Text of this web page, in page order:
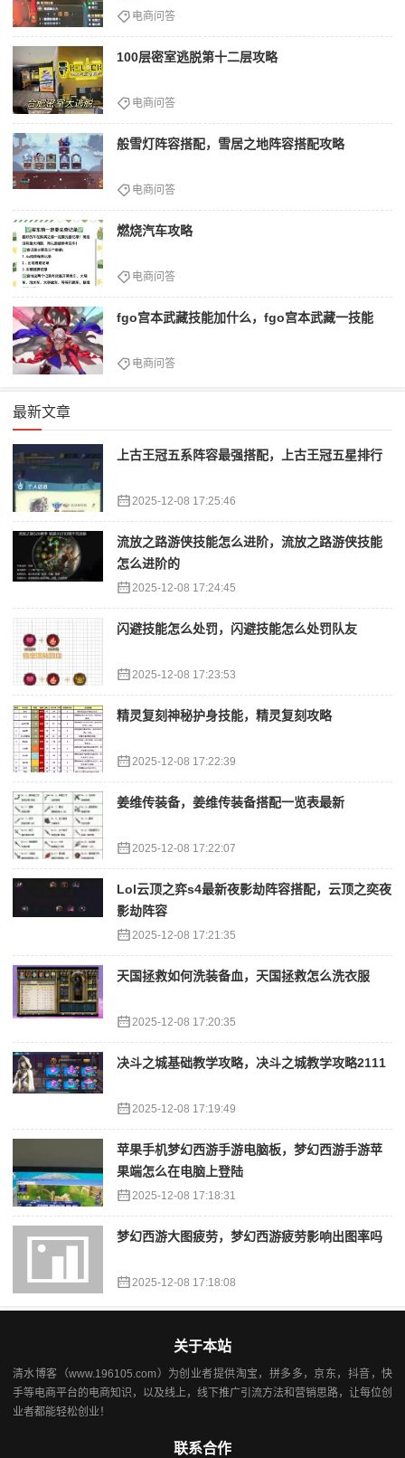
电商问答
100层密室逃脱第十二层攻略
电商问答
般雪灯阵容搭配，雪居之地阵容搭配攻略
电商问答
燃烧汽车攻略
电商问答
fgo宫本武藏技能加什么，fgo宫本武藏一技能
电商问答
最新文章
上古王冠五系阵容最强搭配，上古王冠五星排行
2025-12-08 17:25:46
流放之路游侠技能怎么进阶，流放之路游侠技能
怎么进阶的
2025-12-08 17:24:45
闪避技能怎么处罚，闪避技能怎么处罚队友
2025-12-08 17:23:53
精灵复刻神秘护身技能，精灵复刻攻略
2025-12-08 17:22:39
姜维传装备，姜维传装备搭配一览表最新
2025-12-08 17:22:07
Lol云顶之弈s4最新夜影劫阵容搭配，云顶之奕夜
影劫阵容
2025-12-08 17:21:35
天国拯救如何洗装备血，天国拯救怎么洗衣服
2025-12-08 17:20:35
决斗之城基础教学攻略，决斗之城教学攻略2111
2025-12-08 17:19:49
苹果手机梦幻西游手游电脑板，梦幻西游手游苹
果端怎么在电脑上登陆
2025-12-08 17:18:31
梦幻西游大图疲劳，梦幻西游疲劳影响出图率吗
2025-12-08 17:18:08
关于本站
清水博客（www.196105.com）为创业者提供淘宝，拼多多，京东，抖音，快
手等电商平台的电商知识，以及线上，线下推广引流方法和营销思路，让每位创
业者都能轻松创业！
联系合作